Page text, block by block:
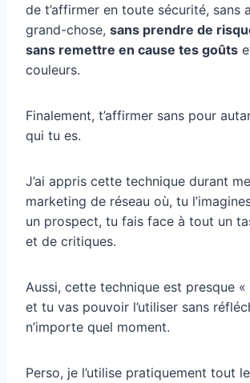
de t’affirmer en toute sécurité, sans
grand-chose, sans prendre de
sans remettre en cause tes goûts
couleurs.
Finalement, t’affirmer sans pour
qui tu es.
J’ai appris cette technique durant
marketing de réseau où, tu
un prospect, tu fais face à tout un
et de critiques.
Aussi, cette technique est presque «
et tu vas pouvoir l’utiliser sans
n’importe quel moment.
Perso, je l’utilise pratiquement tout